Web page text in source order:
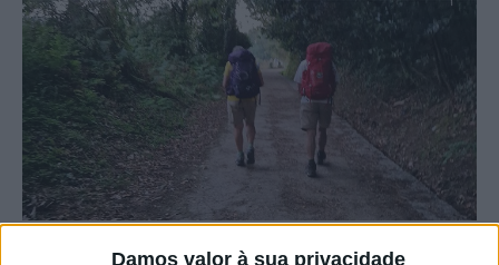
Damos valor à sua privacidade